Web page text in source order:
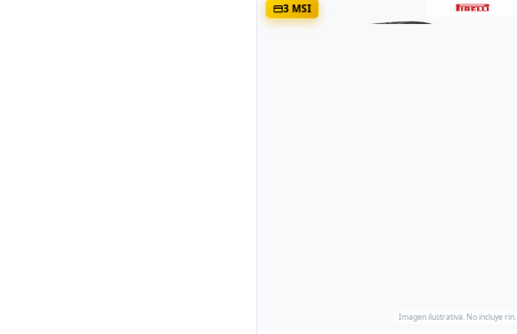
3 MSI
Imagen ilustrativa. No incluye rin.